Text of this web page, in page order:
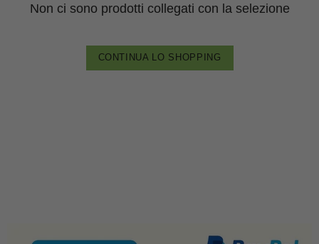
Non ci sono prodotti collegati con la selezione
CONTINUA LO SHOPPING